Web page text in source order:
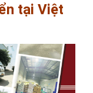
tại Việt